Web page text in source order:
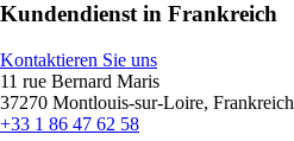
Kundendienst in Frankreich
Kontaktieren Sie uns
11 rue Bernard Maris
37270 Montlouis-sur-Loire, Frankreich
+33 1 86 47 62 58